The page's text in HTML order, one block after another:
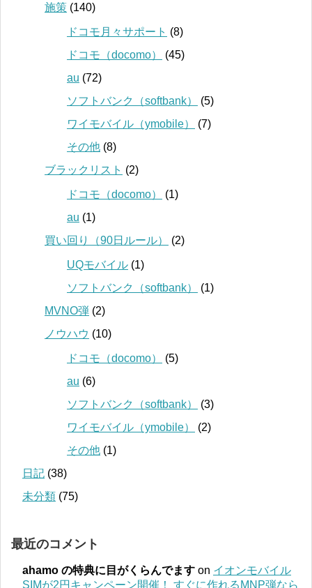
施策 (140)
ドコモ月々サポート (8)
ドコモ（docomo）
(45)
au (72)
ソフトバンク（softbank）
(5)
ワイモバイル（ymobile）
(7)
その他 (8)
ブラックリスト (2)
ドコモ（docomo）
(1)
au (1)
買い回り（90日ルール）
(2)
UQモバイル (1)
ソフトバンク（softbank）
(1)
MVNO弾 (2)
ノウハウ (10)
ドコモ（docomo）
(5)
au (6)
ソフトバンク（softbank）
(3)
ワイモバイル（ymobile）
(2)
その他 (1)
日記 (38)
未分類 (75)
最近のコメント
ahamo の特典に目がくらんでます on イオンモバイル
SIMが2円キャンペーン開催！ すぐに作れるMNP弾なら